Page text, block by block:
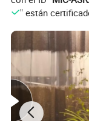
" están